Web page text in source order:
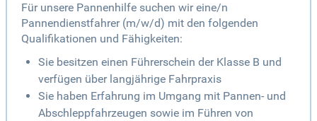
Für unsere Pannenhilfe suchen wir eine/n
Pannendienstfahrer (m/w/d) mit den folgenden
Qualifikationen und Fähigkeiten:
Sie besitzen einen Führerschein der Klasse B und
verfügen über langjährige Fahrpraxis
Sie haben Erfahrung im Umgang mit Pannen- und
Abschleppfahrzeugen sowie im Führen von